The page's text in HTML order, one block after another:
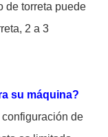
de torreta puede
2 a 3
su máquina?
de